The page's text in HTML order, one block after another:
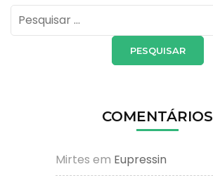
Pesquisar
por:
COMENTÁRIOS
Mirtes em Eupressin